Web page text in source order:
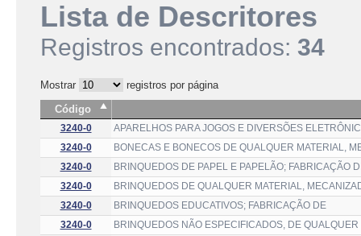
Lista de Descritores
Registros encontrados: 34
Mostrar
registros por página
Código
3240-0
APARELHOS PARA JOGOS E DIVERSÕES
3240-0
BONECAS E BONECOS DE QUALQUER MATERIAL,
3240-0
BRINQUEDOS DE PAPEL E PAPELÃO; FABRICAÇÃO
3240-0
BRINQUEDOS DE QUALQUER MATERIAL,
3240-0
BRINQUEDOS EDUCATIVOS; FABRICAÇÃO DE
3240-0
BRINQUEDOS NÃO ESPECIFICADOS, DE